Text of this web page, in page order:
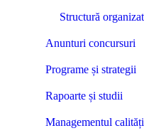
Structură
Anunturi concursuri
Programe și strategii
Rapoarte și studii
Managementul